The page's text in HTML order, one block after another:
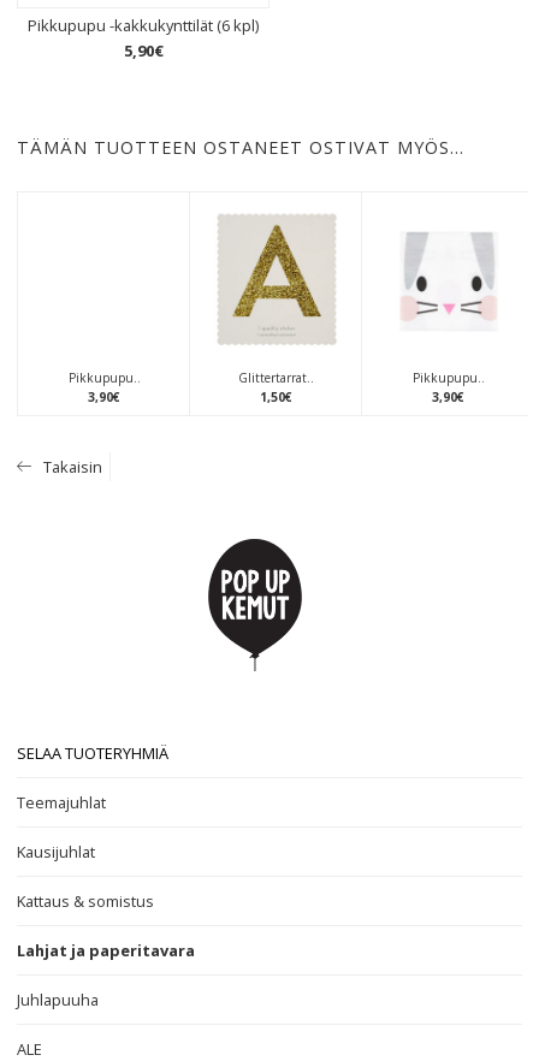
Pikkupupu -kakkukynttilät (6 kpl)
5,90€
TÄMÄN TUOTTEEN OSTANEET OSTIVAT MYÖS…
Pikkupupu..
3,90€
Glittertarrat..
1,50€
Pikkupupu..
3,90€
Takaisin
SELAA TUOTERYHMIÄ
Teemajuhlat
Kausijuhlat
Kattaus & somistus
Lahjat ja paperitavara
Juhlapuuha
ALE